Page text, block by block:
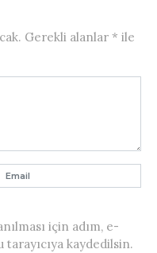
Gerekli alanlar * ile
için adım, e-
kaydedilsin.